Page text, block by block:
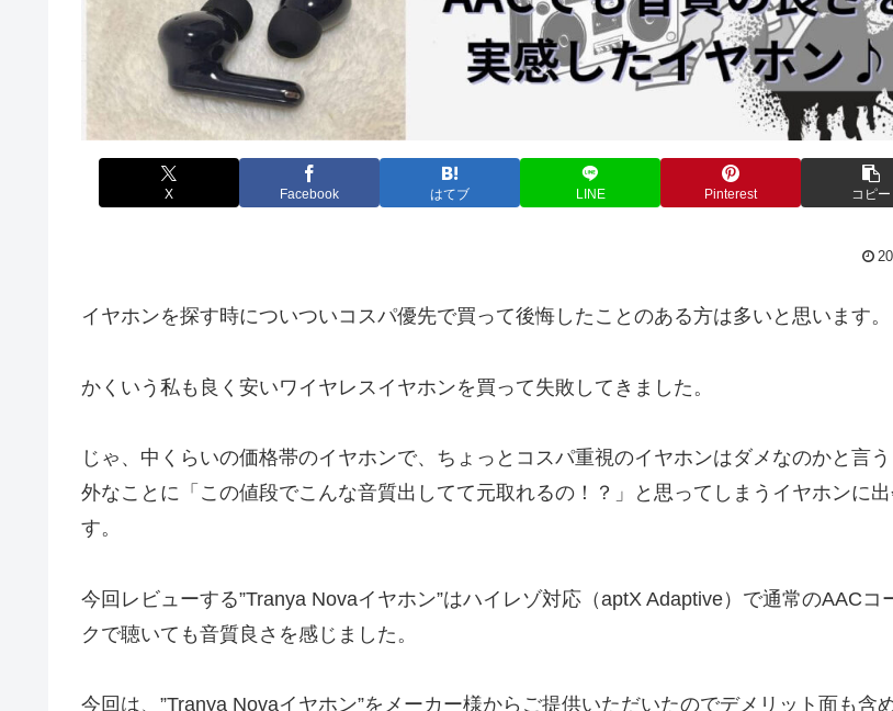
X Facebook はてブ LINE Pinterest コピー
イヤホンを探す時についついコスパ優先で買って後悔したことのある方は多いと思います。
かくいう私も良く安いワイヤレスイヤホンを買って失敗してきました。
じゃ、中くらいの価格帯のイヤホンで、ちょっとコスパ重視のイヤホンはダメなのかと言
外なことに「この値段でこんな音質出してて元取れるの！？」と思ってしまうイヤホンに出
す。
今回レビューする”Tranya Novaイヤホン”はハイレゾ対応（aptX Adaptive）で通常のAACコ
クで聴いても音質良さを感じました。
今回は、”Tranya Novaイヤホン”をメーカー様からご提供いただいたのでデメリット面も含